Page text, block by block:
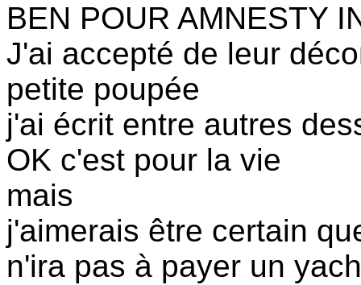
BEN POUR AMNESTY
J'ai accepté de leur
petite poupée
j'ai écrit entre autres
OK c'est pour la vie
mais
j'aimerais être certain
n'ira pas à payer un